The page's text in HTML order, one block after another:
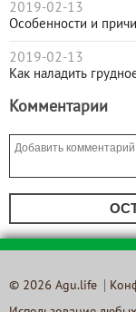
2019-02-13
Особенности и
2019-02-13
Как наладить
Комментарии
© 2026 Agu.life